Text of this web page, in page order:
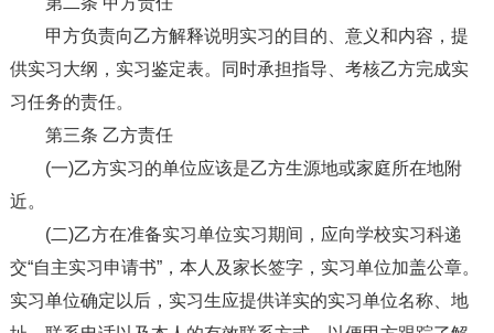
甲方负责向乙方解释说明实习的目的、意义和内容，提
供实习大纲，实习鉴定表。同时承担指导、考核乙方完成实
习任务的责任。
第三条 乙方责任
(一)乙方实习的单位应该是乙方生源地或家庭所在地附
近。
(二)乙方在准备实习单位实习期间，应向学校实习科递
交“自主实习申请书”，本人及家长签字，实习单位加盖公章。
实习单位确定以后，实习生应提供详实的实习单位名称、地